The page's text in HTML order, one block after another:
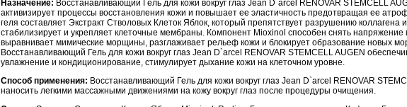
Назначение: Восстанавливающий Гель для кожи вокруг глаз Jean D`arcel RENOVAR STEMCELL
активизирует процессы восстановления кожи и повышает ее эластичность предотвращая ее
геля составляет Экстракт Стволовых Клеток Яблок, который препятствует разрушению коллагена и
стабилизирует и укрепляет клеточные мембраны. Компонент Mioxinol способен снять
выравнивает мимические морщины, разглаживает рельеф кожи и блокирует образование новых
Восстанавливающий Гель для кожи вокруг глаз Jean D`arcel RENOVAR STEMCELL AUGEN
увлажнение и кондиционирование, стимулирует дыхание кожи на клеточном уровне.
Способ применения: Восстанавливающий Гель для кожи вокруг глаз Jean D`arcel RENOVAR
наносить легкими массажными движениями на кожу вокруг глаз после процедуры очищения.